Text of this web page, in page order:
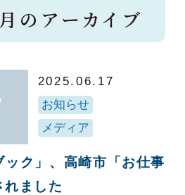
のアーカイブ
2025.06.17
お知らせ
メディア
ク」、高崎市「お仕事
れました